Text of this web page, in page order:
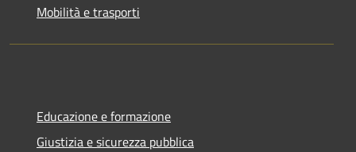
Mobilità e trasporti
Educazione e formazione
Giustizia e sicurezza pubblica